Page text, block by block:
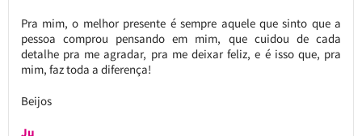
Pra mim, o melhor presente é sempre aquele que sinto que a
pessoa comprou pensando em mim, que cuidou de cada
detalhe pra me agradar, pra me deixar feliz, e é isso que, pra
mim, faz toda a diferença!
Beijos
Ju